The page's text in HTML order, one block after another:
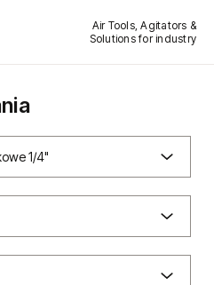
Air Tools, Agitators &
Solutions for industry
1/4"